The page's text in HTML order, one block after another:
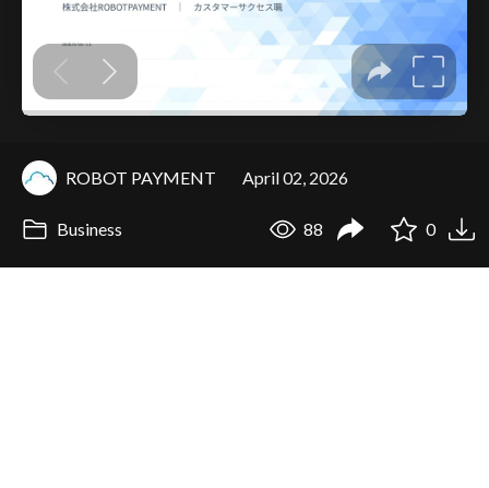
ROBOT PAYMENT April 02, 2026
Business 88 0